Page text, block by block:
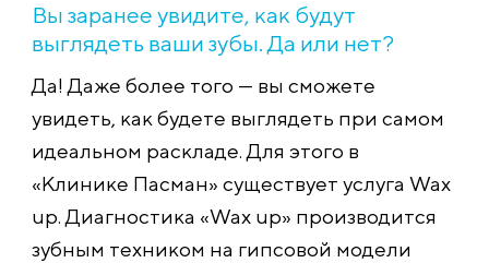
Вы заранее увидите, как будут
выглядеть ваши зубы. Да или нет?
Да! Даже более того — вы сможете
увидеть, как будете выглядеть при самом
идеальном раскладе. Для этого в
«Клинике Пасман» существует услуга Wax
up. Диагностика «Wax up» производится
зубным техником на гипсовой модели